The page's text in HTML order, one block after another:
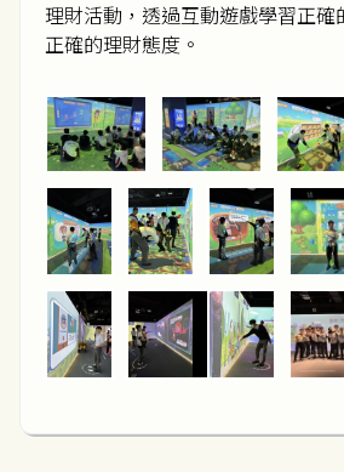
理財活動，透過互動遊戲學習正確
正確的理財態度。